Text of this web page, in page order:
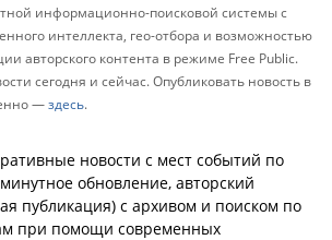
информационно-поисковой системы с
интеллекта, гео-отбора и возможностью
авторского контента в режиме Free Public.
сегодня и сейчас. Опубликовать новость в
—здесь.
новости с мест событий по
обновление, авторский
публикация) с архивом и поиском по
при помощи современных